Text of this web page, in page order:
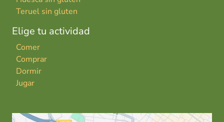
Teruel sin gluten
Elige tu actividad
Comer
Comprar
Dormir
Jugar